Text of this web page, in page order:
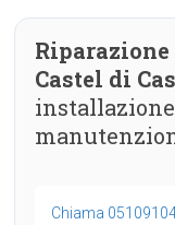
Castel di
Chiama